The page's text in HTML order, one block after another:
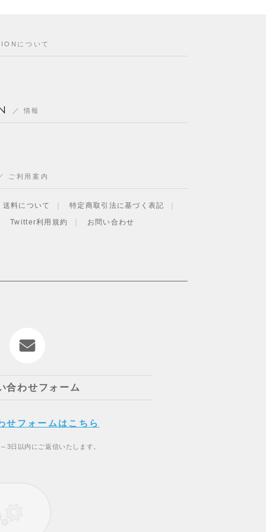
について
情報
ご利用案内
送料について
特定商取引法に基づく表記
Twitter利用規約 お問い合わせ
合わせフォーム
せフォームはこちら
3日以内にご返信いたします。